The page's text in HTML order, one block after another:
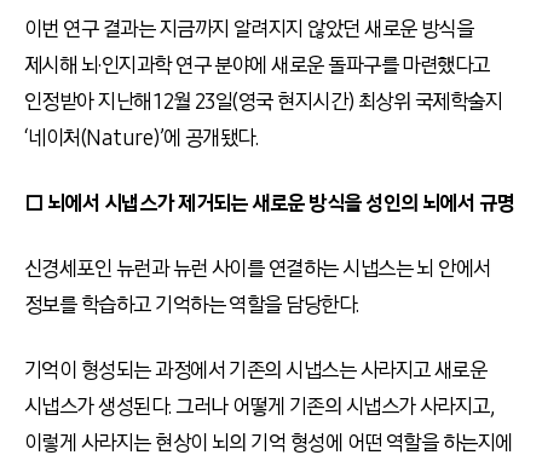
이번 연구 결과는 지금까지 알려지지 않았던 새로운 방식을
제시해 뇌·인지과학 연구 분야에 새로운 돌파구를 마련했다고
인정받아 지난해 12월 23일(영국 현지시간) 최상위 국제학술지
‘네이처(Nature)’에 공개됐다.
□ 뇌에서 시냅스가 제거되는 새로운 방식을 성인의 뇌에서 규명
신경세포인 뉴런과 뉴런 사이를 연결하는 시냅스는 뇌 안에서
정보를 학습하고 기억하는 역할을 담당한다.
기억이 형성되는 과정에서 기존의 시냅스는 사라지고 새로운
시냅스가 생성된다. 그러나 어떻게 기존의 시냅스가 사라지고,
이렇게 사라지는 현상이 뇌의 기억 형성에 어떤 역할을 하는지에